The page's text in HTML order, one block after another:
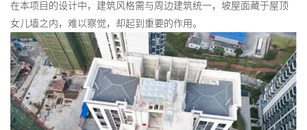
在本项目的设计中，建筑风格需与周边建筑统一，坡屋面藏于屋顶
女儿墙之内，难以察觉，却起到重要的作用。